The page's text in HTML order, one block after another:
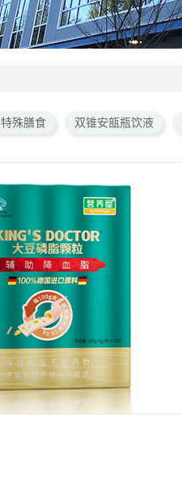
特殊膳食 双锥安瓿瓶饮液